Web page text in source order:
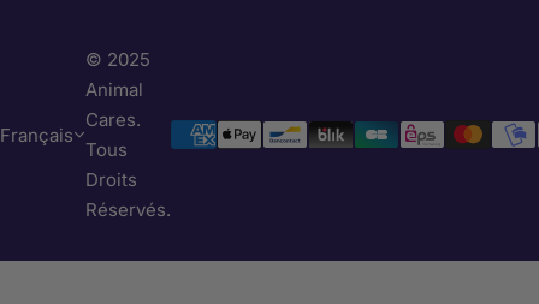
Français
© 2025
Animal
Cares.
Tous
Droits
Réservés.